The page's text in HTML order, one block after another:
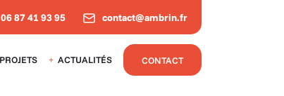
06 87 41 93 95 contact@ambrin.fr
ACTUALITÉS CONTACT